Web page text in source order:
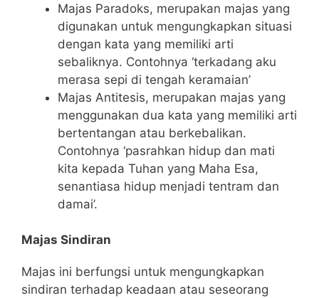
Majas Paradoks, merupakan majas yang
digunakan untuk mengungkapkan situasi
dengan kata yang memiliki arti
sebaliknya. Contohnya ‘terkadang aku
merasa sepi di tengah keramaian’
Majas Antitesis, merupakan majas yang
menggunakan dua kata yang memiliki arti
bertentangan atau berkebalikan.
Contohnya ‘pasrahkan hidup dan mati
kita kepada Tuhan yang Maha Esa,
senantiasa hidup menjadi tentram dan
damai’.
Majas Sindiran
Majas ini berfungsi untuk mengungkapkan
sindiran terhadap keadaan atau seseorang